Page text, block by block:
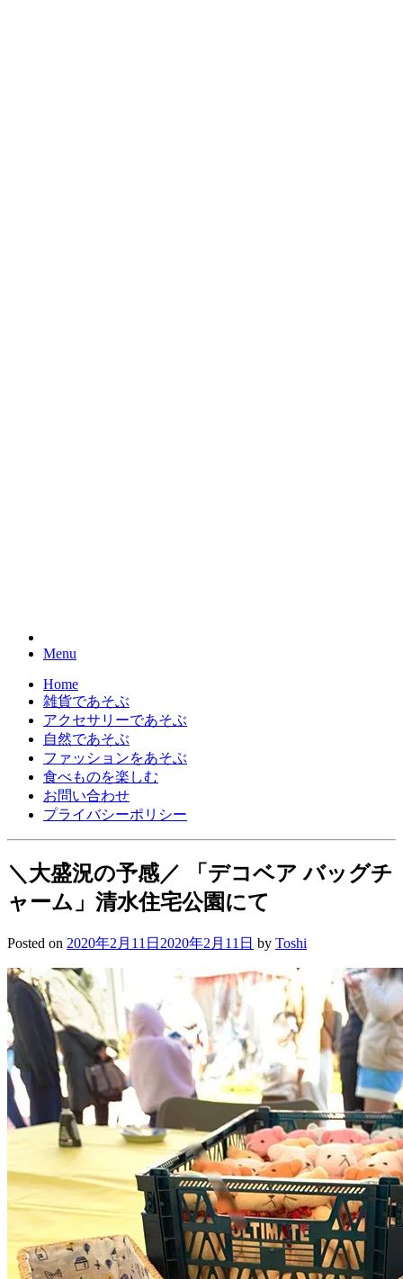
Menu
Home
雑貨であそぶ
アクセサリーであそぶ
自然であそぶ
ファッションをあそぶ
食べものを楽しむ
お問い合わせ
プライバシーポリシー
＼大盛況の予感／ 「デコベア バッグチ
ャーム」清水住宅公園にて
Posted on 2020年2月11日 2020年2月11日 by Toshi